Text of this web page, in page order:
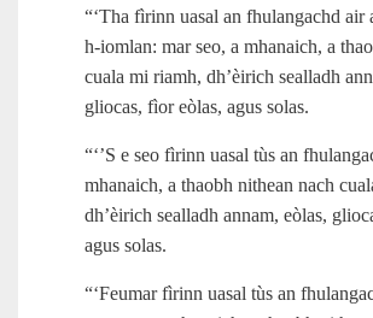
“‘Tha fìrinn uasal an fhulangachd air
h‑iomlan: mar seo, a mhanaich, a
cuala mi riamh, dh’èirich sealladh
gliocas, fìor eòlas, agus solas.
“‘’S e seo fìrinn uasal tùs an
mhanaich, a thaobh nithean nach
dh’èirich sealladh annam, eòlas,
agus solas.
“‘Feumar fìrinn uasal tùs an